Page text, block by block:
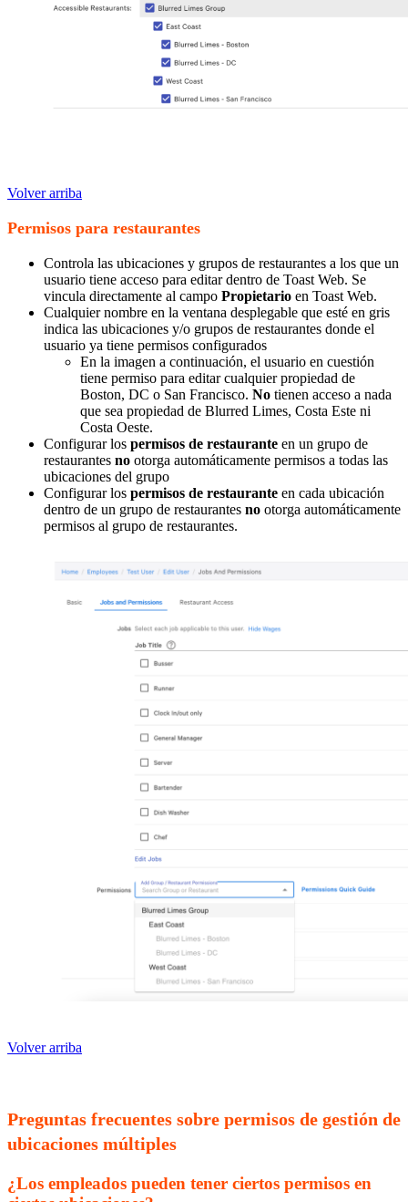
Volver arriba
Permisos para restaurantes
Controla las ubicaciones y grupos de restaurantes a los que un
usuario tiene acceso para editar dentro de Toast Web. Se
vincula directamente al campo Propietario en Toast Web.
Cualquier nombre en la ventana desplegable que esté en gris
indica las ubicaciones y/o grupos de restaurantes donde el
usuario ya tiene permisos configurados
En la imagen a continuación, el usuario en cuestión
tiene permiso para editar cualquier propiedad de
Boston, DC o San Francisco. No tienen acceso a nada
que sea propiedad de Blurred Limes, Costa Este ni
Costa Oeste.
Configurar los permisos de restaurante en un grupo de
restaurantes no otorga automáticamente permisos a todas las
ubicaciones del grupo
Configurar los permisos de restaurante en cada ubicación
dentro de un grupo de restaurantes no otorga automáticamente
permisos al grupo de restaurantes.
Volver arriba
Preguntas frecuentes sobre permisos de gestión de
ubicaciones múltiples
¿Los empleados pueden tener ciertos permisos en